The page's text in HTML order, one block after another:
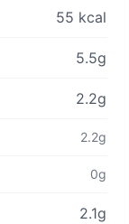
55 kcal
5.5g
2.2g
2.2g
0g
2.1g